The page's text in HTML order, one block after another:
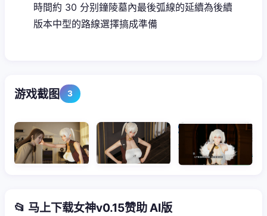
時間約 30 分别鐘陵墓內最後弧線的延續為後續
版本中型的路線選擇搞成準備
游戏截图 3
📂 马上下载女神v0.15赞助 AI版